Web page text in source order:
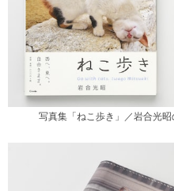
写真集「ねこ歩き」／岩合光